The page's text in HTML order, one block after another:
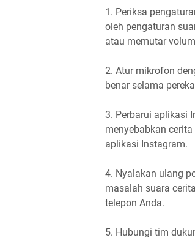
1. Periksa
oleh pengaturan
atau memutar
2. Atur mikrofon
benar selama
3. Perbarui aplikasi
menyebabkan
aplikasi Instagram.
4. Nyalakan ulang
masalah suara
telepon Anda.
5. Hubungi tim